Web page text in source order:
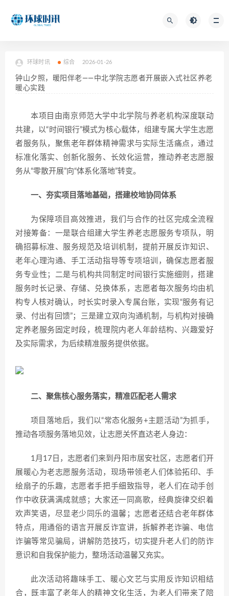
环球时讯 综合 2026-01-26
钟山夕照，暖阳伴老——中北学院志愿者开展嵌入式社区养老
暖心实践
本项目由南京师范大学中北学院与养老机构深度联动
共建，以“时间银行”模式为核心载体，组建专属大学生志愿
者服务队，聚焦老年群体精神需求与实际生活痛点，通过
标准化落实、创新化服务、长效化运营，推动养老志愿服
务从“零散开展”向“体系化落地”转变。
一、夯实项目落地基础，搭建校地协同体系
为保障项目高效推进，我们与合作的社区完成全流程
对接筹备：一是联合组建大学生养老志愿服务专项队，明
确招募标准、服务规范及培训机制，提前开展反诈知识、
老年心理沟通、手工活动指导等专项培训，确保志愿者服
务专业性；二是与机构共同制定时间银行实施细则，搭建
服务时长记录、存储、兑换体系，志愿者每次服务均由机
构专人核对确认，时长实时录入专属台账，实现“服务有记
录、付出有回馈”；三是建立双向沟通机制，与机构对接确
定养老服务固定时段，梳理院内老人年龄结构、兴趣爱好
及实际需求，为后续精准服务提供依据。
二、聚焦核心服务落实，精准匹配老人需求
项目落地后，我们以“常态化服务+主题活动”为抓手，
推动各项服务落地见效，让志愿关怀直达老人身边：
1月17日，志愿者们来到丹阳市居安社区，志愿者们开
展暖心为老志愿服务活动，现场带领老人们体验拓印、手
绘扇子的乐趣，志愿者手把手细致指导，老人们在动手创
作中收获满满成就感；大家还一同高歌，经典旋律交织着
欢声笑语，尽显老少同乐的温馨；志愿者还结合老年群体
特点，用通俗的语言开展反诈宣讲，拆解养老诈骗、电信
诈骗等常见骗局，讲解防范技巧，切实提升老人们的防诈
意识和自我保护能力，整场活动温馨又充实。
此次活动将趣味手工、暖心文艺与实用反诈知识相结
合，既丰富了老年人的精神文化生活，为老人们带来了陪